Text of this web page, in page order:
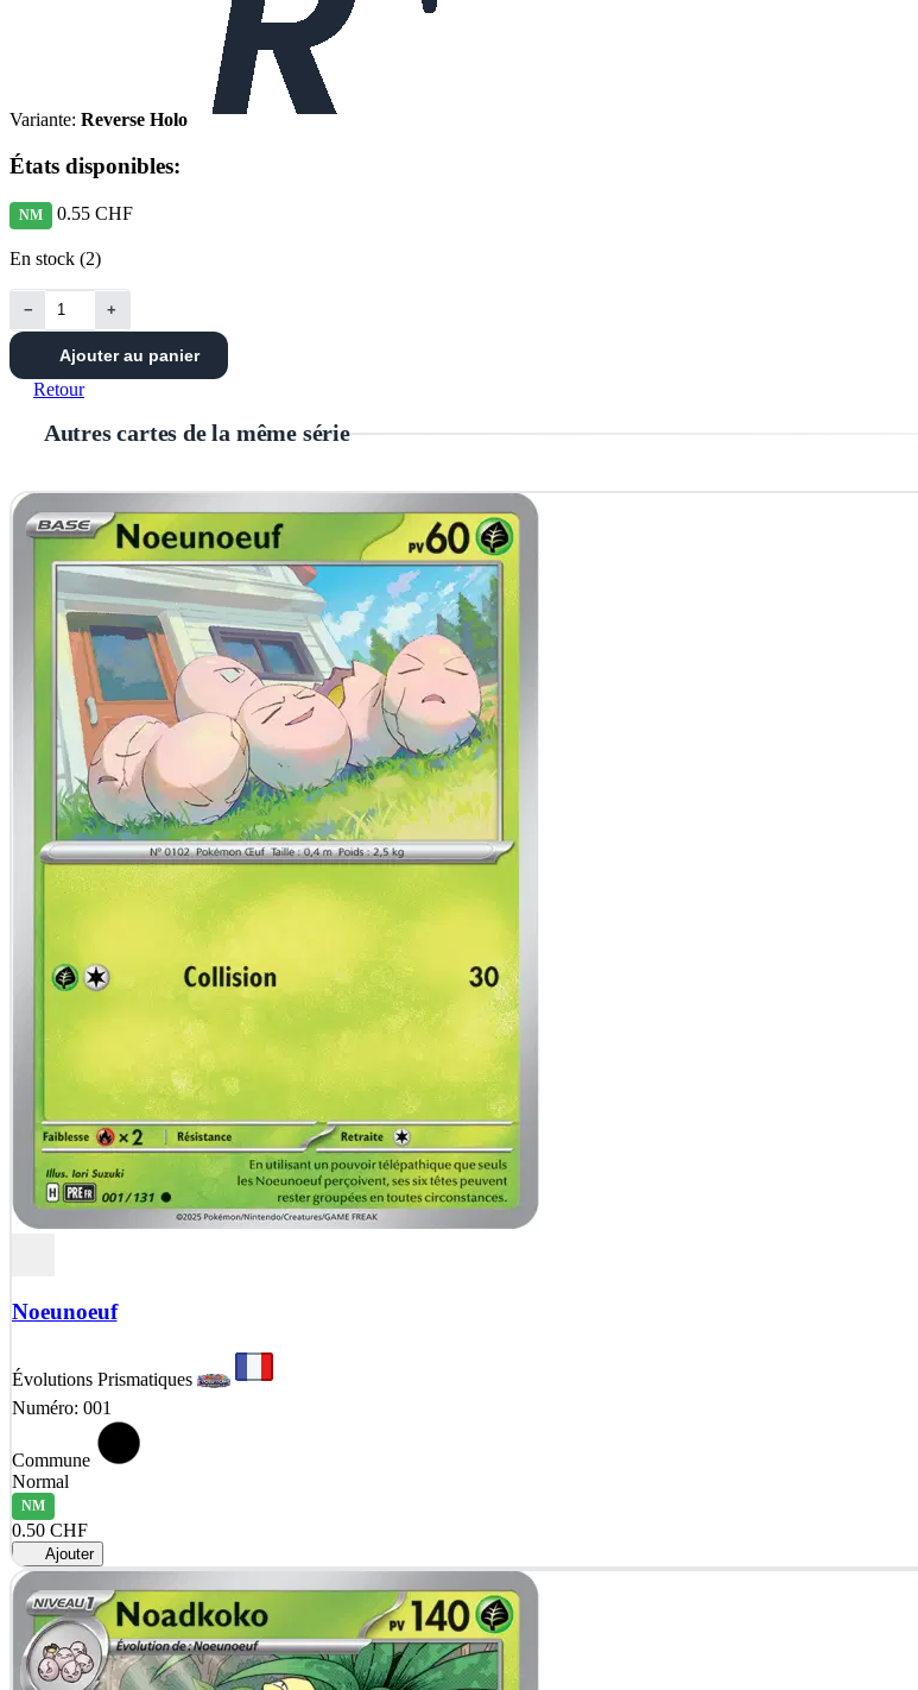
Variante: Reverse Holo
États disponibles:
NM 0.55 CHF
En stock (2)
− +
Ajouter au panier
Retour
Autres cartes de la même série
Noeunoeuf
Évolutions Prismatiques
Numéro: 001
Commune
Normal
NM
0.50 CHF
Ajouter